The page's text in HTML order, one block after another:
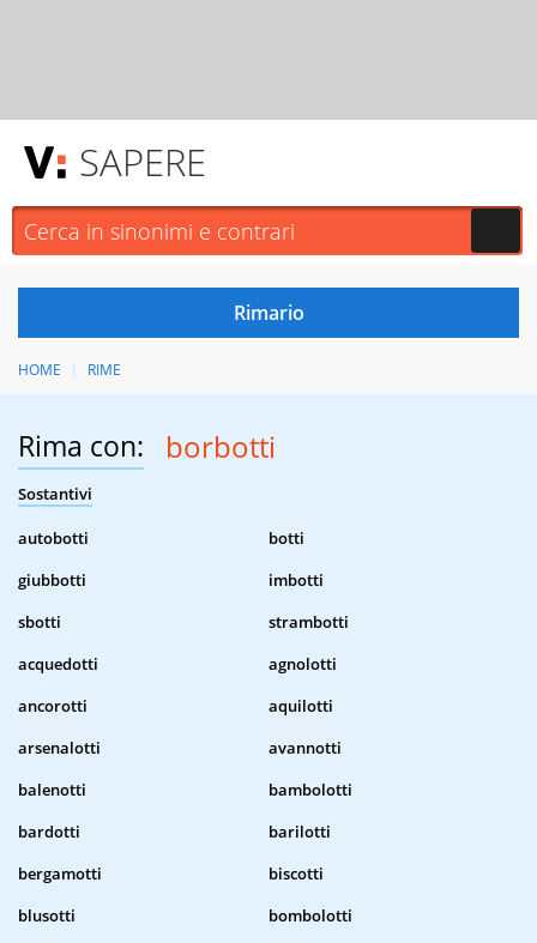
SAPERE
HOME RIME
Rima con: borbotti
Sostantivi
autobotti
botti
giubbotti
imbotti
sbotti
strambotti
acquedotti
agnolotti
ancorotti
aquilotti
arsenalotti
avannotti
balenotti
bambolotti
bardotti
barilotti
bergamotti
biscotti
blusotti
bombolotti